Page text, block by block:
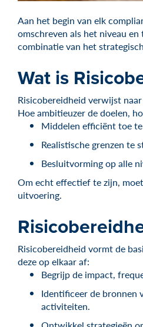
Aan het begin van elk
omschreven als het niveau
combinatie van het
Wat is
Risicobereidheid verwijst
Hoe ambitieuzer de doelen,
Middelen efficiënt toe
Realistische grenzen te
Besluitvorming op alle
Om echt effectief te zijn,
uitvoering.
Risicobereidheid vormt de
deze op elkaar af:
Begrijp de impact,
Identificeer de bronnen
activiteiten.